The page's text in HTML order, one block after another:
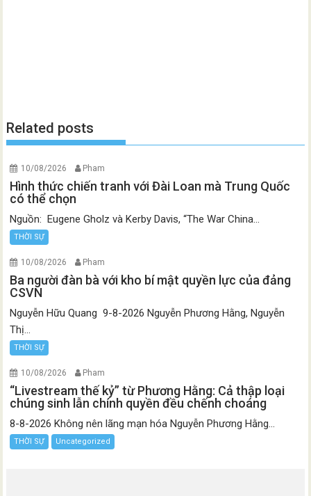
Related posts
10/08/2026 Pham
Hình thức chiến tranh với Đài Loan mà Trung Quốc
có thể chọn
Nguồn: Eugene Gholz và Kerby Davis, “The War China...
THỜI SỰ
10/08/2026 Pham
Ba người đàn bà với kho bí mật quyền lực của đảng
CSVN
Nguyễn Hữu Quang 9-8-2026 Nguyễn Phương Hằng, Nguyễn
Thị...
THỜI SỰ
10/08/2026 Pham
“Livestream thế kỷ” từ Phương Hằng: Cả thập loại
chúng sinh lẫn chính quyền đều chếnh choáng
8-8-2026 Không nên lãng mạn hóa Nguyễn Phương Hằng...
THỜI SỰ Uncategorized